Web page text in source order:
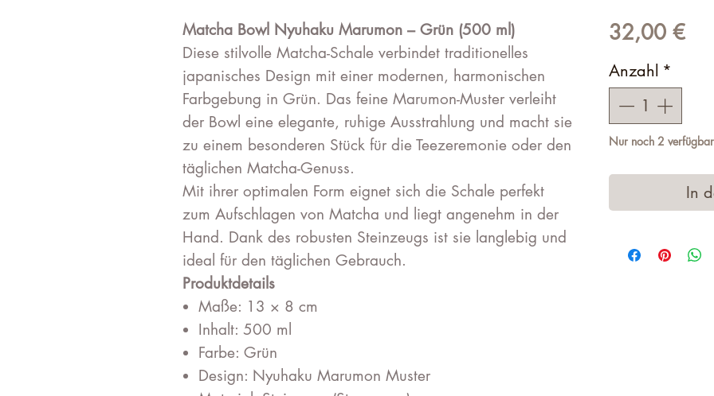
Matcha Bowl Nyuhaku Marumon – Grün (500 ml)
Diese stilvolle Matcha-Schale verbindet traditionelles
japanisches Design mit einer modernen, harmonischen
Farbgebung in Grün. Das feine Marumon-Muster verleiht
der Bowl eine elegante, ruhige Ausstrahlung und macht sie
zu einem besonderen Stück für die Teezeremonie oder den
täglichen Matcha-Genuss.
Mit ihrer optimalen Form eignet sich die Schale perfekt
zum Aufschlagen von Matcha und liegt angenehm in der
Hand. Dank des robusten Steinzeugs ist sie langlebig und
ideal für den täglichen Gebrauch.
Produktdetails
Maße: 13 × 8 cm
Inhalt: 500 ml
Farbe: Grün
Design: Nyuhaku Marumon Muster
32,00 €Preis
Anzahl *
Nur noch 2 verfügbar
In